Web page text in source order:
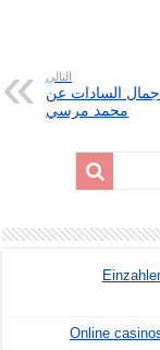
التالي
السادات عن
محمد مرسي
Online